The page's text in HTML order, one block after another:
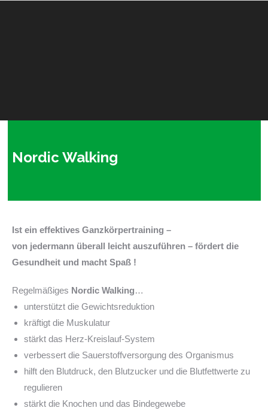
Nordic Walking
Ist ein effektives Ganzkörpertraining –
von jedermann überall leicht auszuführen – fördert die
Gesundheit und macht Spaß !
Regelmäßiges Nordic Walking…
unterstützt die Gewichtsreduktion
kräftigt die Muskulatur
stärkt das Herz-Kreislauf-System
verbessert die Sauerstoffversorgung des Organismus
hilft den Blutdruck, den Blutzucker und die Blutfettwerte zu
regulieren
stärkt die Knochen und das Bindegewebe